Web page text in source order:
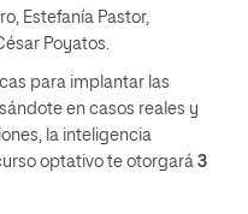
Estefanía Pastor,
Poyatos.
para implantar las
en casos reales y
la inteligencia
optativo te otorgará 3